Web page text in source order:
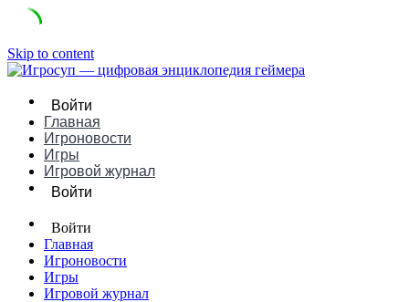
Skip to content
Войти
Главная
Игроновости
Игры
Игровой журнал
Войти
Войти
Главная
Игроновости
Игры
Игровой журнал